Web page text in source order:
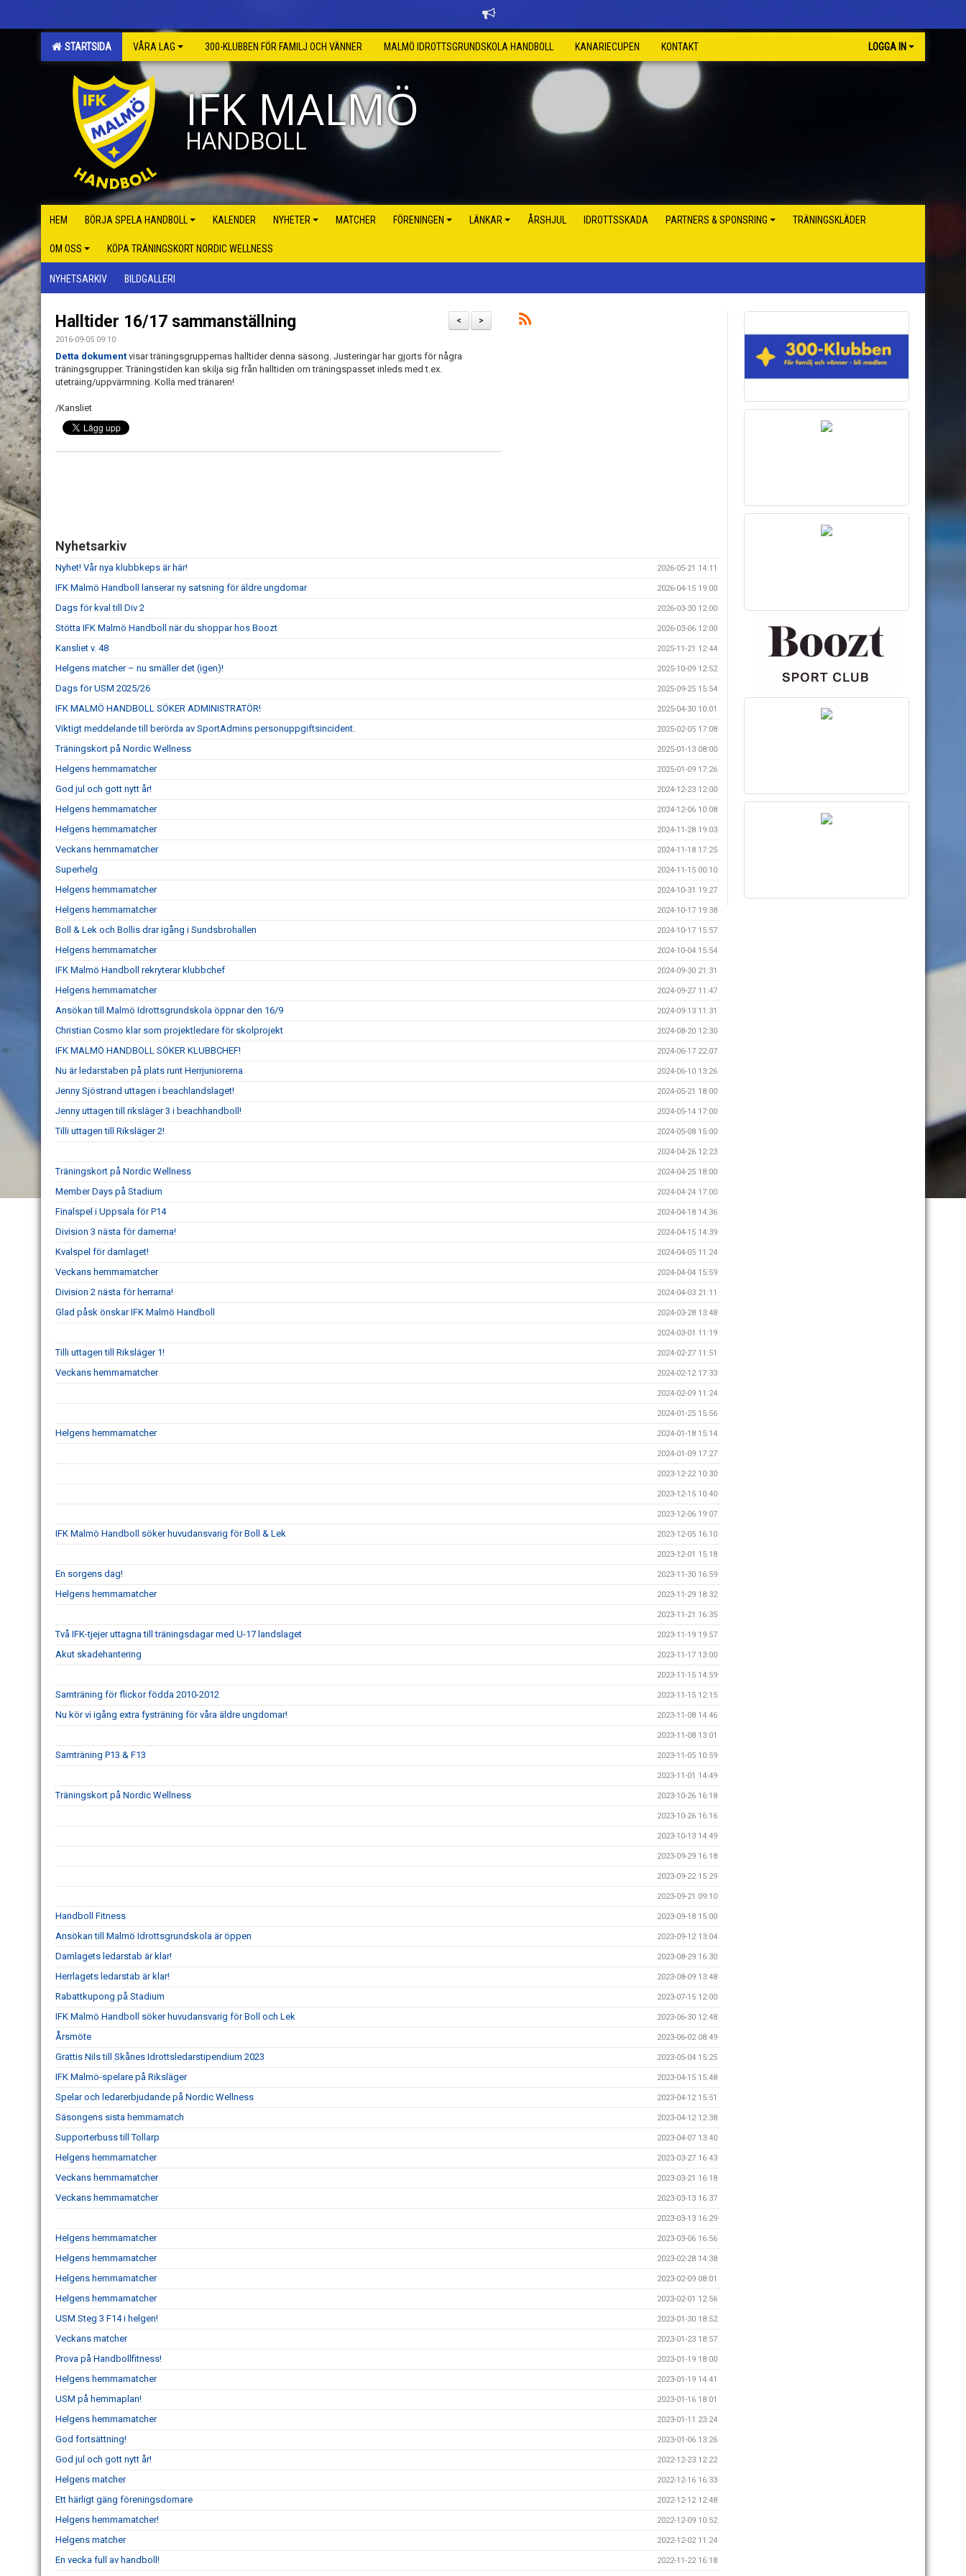
STARTSIDA VÅRA LAG 300-KLUBBEN FÖR FAMILJ OCH VÄNNER MALMÖ IDROTTSGRUNDSKOLA HANDBOLL KANARIECUPEN KONTAKT LOGGA IN
IFK MALMÖ
HANDBOLL
HEM BÖRJA SPELA HANDBOLL KALENDER NYHETER MATCHER FÖRENINGEN LÄNKAR ÅRSHJUL IDROTTSSKADA PARTNERS & SPONSRING TRÄNINGSKLÄDER
OM OSS KÖPA TRÄNINGSKORT NORDIC WELLNESS
NYHETSARKIV BILDGALLERI
>
<
Halltider 16/17 sammanställning
2016-09-05 09:10
Detta dokument visar träningsgruppernas halltider denna säsong. Justeringar har gjorts för några
träningsgrupper. Träningstiden kan skilja sig från halltiden om träningspasset inleds med t.ex.
uteträing/uppvärmning. Kolla med tränaren!
/Kansliet
Nyhetsarkiv
Nyhet! Vår nya klubbkeps är här! 2026-05-21 14:11
IFK Malmö Handboll lanserar ny satsning för äldre ungdomar 2026-04-15 19:00
Dags för kval till Div 2 2026-03-30 12:00
Stötta IFK Malmö Handboll när du shoppar hos Boozt 2026-03-06 12:00
Kansliet v. 48 2025-11-21 12:44
Helgens matcher – nu smäller det (igen)! 2025-10-09 12:52
Dags för USM 2025/26 2025-09-25 15:54
IFK MALMÖ HANDBOLL SÖKER ADMINISTRATÖR! 2025-04-30 10:01
Viktigt meddelande till berörda av SportAdmins personuppgiftsincident. 2025-02-05 17:08
Träningskort på Nordic Wellness 2025-01-13 08:00
Helgens hemmamatcher 2025-01-09 17:26
God jul och gott nytt år! 2024-12-23 12:00
Helgens hemmamatcher 2024-12-06 10:08
Helgens hemmamatcher 2024-11-28 19:03
Veckans hemmamatcher 2024-11-18 17:25
Superhelg 2024-11-15 00:10
Helgens hemmamatcher 2024-10-31 19:27
Helgens hemmamatcher 2024-10-17 19:38
Boll & Lek och Bollis drar igång i Sundsbrohallen 2024-10-17 15:57
Helgens hemmamatcher 2024-10-04 15:54
IFK Malmö Handboll rekryterar klubbchef 2024-09-30 21:31
Helgens hemmamatcher 2024-09-27 11:47
Ansökan till Malmö Idrottsgrundskola öppnar den 16/9 2024-09-13 11:31
Christian Cosmo klar som projektledare för skolprojekt 2024-08-20 12:30
IFK MALMÖ HANDBOLL SÖKER KLUBBCHEF! 2024-06-17 22:07
Nu är ledarstaben på plats runt Herrjuniorerna 2024-06-10 13:26
Jenny Sjöstrand uttagen i beachlandslaget! 2024-05-21 18:00
Jenny uttagen till riksläger 3 i beachhandboll! 2024-05-14 17:00
Tilli uttagen till Riksläger 2! 2024-05-08 15:00
2024-04-26 12:23
Träningskort på Nordic Wellness 2024-04-25 18:00
Member Days på Stadium 2024-04-24 17:00
Finalspel i Uppsala för P14 2024-04-18 14:36
Division 3 nästa för damerna! 2024-04-15 14:39
Kvalspel för damlaget! 2024-04-05 11:24
Veckans hemmamatcher 2024-04-04 15:59
Division 2 nästa för herrarna! 2024-04-03 21:11
Glad påsk önskar IFK Malmö Handboll 2024-03-28 13:48
2024-03-01 11:19
Tilli uttagen till Riksläger 1! 2024-02-27 11:51
Veckans hemmamatcher 2024-02-12 17:33
2024-02-09 11:24
2024-01-25 15:56
Helgens hemmamatcher 2024-01-18 15:14
2024-01-09 17:27
2023-12-22 10:30
2023-12-15 10:40
2023-12-06 19:07
IFK Malmö Handboll söker huvudansvarig för Boll & Lek 2023-12-05 16:10
2023-12-01 15:18
En sorgens dag! 2023-11-30 16:59
Helgens hemmamatcher 2023-11-29 18:32
2023-11-21 16:35
Två IFK-tjejer uttagna till träningsdagar med U-17 landslaget 2023-11-19 19:57
Akut skadehantering 2023-11-17 13:00
2023-11-15 14:59
Samträning för flickor födda 2010-2012 2023-11-15 12:15
Nu kör vi igång extra fysträning för våra äldre ungdomar! 2023-11-08 14:46
2023-11-08 13:01
Samträning P13 & F13 2023-11-05 10:59
2023-11-01 14:49
Träningskort på Nordic Wellness 2023-10-26 16:18
2023-10-26 16:16
2023-10-13 14:49
2023-09-29 16:18
2023-09-22 15:29
2023-09-21 09:10
Handboll Fitness 2023-09-18 15:00
Ansökan till Malmö Idrottsgrundskola är öppen 2023-09-12 13:04
Damlagets ledarstab är klar! 2023-08-29 16:30
Herrlagets ledarstab är klar! 2023-08-09 13:48
Rabattkupong på Stadium 2023-07-15 12:00
IFK Malmö Handboll söker huvudansvarig för Boll och Lek 2023-06-30 12:48
Årsmöte 2023-06-02 08:49
Grattis Nils till Skånes Idrottsledarstipendium 2023 2023-05-04 15:25
IFK Malmö-spelare på Riksläger 2023-04-15 15:48
Spelar och ledarerbjudande på Nordic Wellness 2023-04-12 15:51
Säsongens sista hemmamatch 2023-04-12 12:38
Supporterbuss till Tollarp 2023-04-07 13:40
Helgens hemmamatcher 2023-03-27 16:43
Veckans hemmamatcher 2023-03-21 16:18
Veckans hemmamatcher 2023-03-13 16:37
2023-03-13 16:29
Helgens hemmamatcher 2023-03-06 16:56
Helgens hemmamatcher 2023-02-28 14:38
Helgens hemmamatcher 2023-02-09 08:01
Helgens hemmamatcher 2023-02-01 12:56
USM Steg 3 F14 i helgen! 2023-01-30 18:52
Veckans matcher 2023-01-23 18:57
Prova på Handbollfitness! 2023-01-19 18:00
Helgens hemmamatcher 2023-01-19 14:41
USM på hemmaplan! 2023-01-16 18:01
Helgens hemmamatcher 2023-01-11 23:24
God fortsättning! 2023-01-06 13:26
God jul och gott nytt år! 2022-12-23 12:22
Helgens matcher 2022-12-16 16:33
Ett härligt gäng föreningsdomare 2022-12-12 12:48
Helgens hemmamatcher! 2022-12-09 10:52
Helgens matcher 2022-12-02 11:24
En vecka full av handboll! 2022-11-22 16:18